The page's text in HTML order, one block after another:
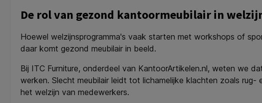
De rol van gezond kantoormeubilair in
Hoewel welzijnsprogramma's vaak starten met workshops of
daar komt gezond meubilair in beeld.
Bij ITC Furniture, onderdeel van KantoorArtikelen.nl, weten we
werken. Slecht meubilair leidt tot lichamelijke klachten zoals
het welzijn van medewerkers.